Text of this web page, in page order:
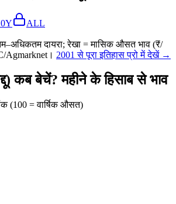
ALL
दायरा; रेखा = मासिक औसत भाव (₹/
Agmarknet। 2001 से पूरा इतिहास प्रो में देखें →
कब बेचें? महीने के हिसाब से भाव
(100 = वार्षिक औसत)